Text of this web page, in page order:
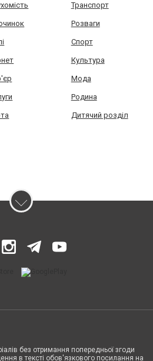
Транспорт
Розваги
Спорт
Культура
Мода
Родина
Дитячий розділ
без отримання попередньої згоди
в тексті обов'язкового посилання на